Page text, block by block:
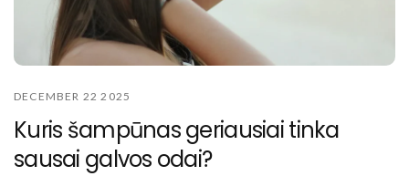
DECEMBER 22 2025
Kuris šampūnas geriausiai tinka
sausai galvos odai?